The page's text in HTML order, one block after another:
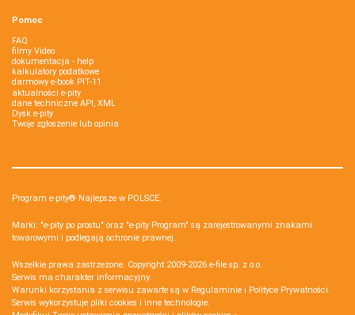
Pomoc
FAQ
filmy Video
dokumentacja - help
kalkulatory podatkowe
darmowy e-book PIT-11
aktualności e-pity
dane techniczne API, XML
Dysk e-pity
Twoje zgłoszenie lub opinia
Program e-pity® Najlepsze w POLSCE.
Marki: "e-pity po prostu" oraz "e-pity Program" są zarejestrowanymi znakami
towarowymi i podlegają ochronie prawnej.
Wszelkie prawa zastrzeżone. Copyright 2009-2026 e-file sp. z o.o.
Serwis ma charakter informacyjny.
Warunki korzystania z serwisu zawarte są w Regulaminie i Polityce Prywatności.
Serwis wykorzystuje pliki cookies i inne technologie.